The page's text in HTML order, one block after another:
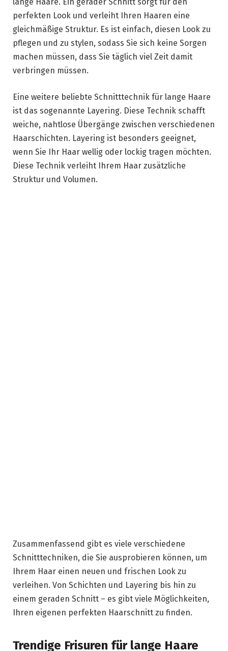
perfekten Look und verleiht Ihren Haaren eine
gleichmäßige Struktur. Es ist einfach, diesen Look zu
pflegen und zu stylen, sodass Sie sich keine Sorgen
machen müssen, dass Sie täglich viel Zeit damit
verbringen müssen.
Eine weitere beliebte Schnitttechnik für lange Haare
ist das sogenannte Layering. Diese Technik schafft
weiche, nahtlose Übergänge zwischen verschiedenen
Haarschichten. Layering ist besonders geeignet,
wenn Sie Ihr Haar wellig oder lockig tragen möchten.
Diese Technik verleiht Ihrem Haar zusätzliche
Struktur und Volumen.
Zusammenfassend gibt es viele verschiedene
Schnitttechniken, die Sie ausprobieren können, um
Ihrem Haar einen neuen und frischen Look zu
verleihen. Von Schichten und Layering bis hin zu
einem geraden Schnitt – es gibt viele Möglichkeiten,
Ihren eigenen perfekten Haarschnitt zu finden.
Trendige Frisuren für lange Haare